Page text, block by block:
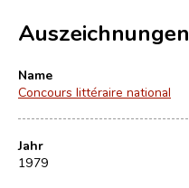
Auszeichnungen
Name
Concours littéraire national
Jahr
1979